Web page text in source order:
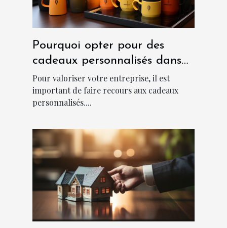
Pourquoi opter pour des
cadeaux personnalisés dans
une entreprise ?
Pour valoriser votre entreprise, il est
important de faire recours aux cadeaux
personnalisés....